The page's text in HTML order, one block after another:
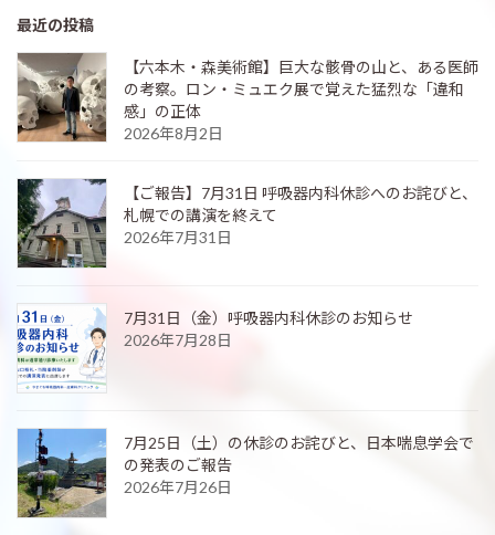
最近の投稿
【六本木・森美術館】巨大な骸骨の山と、ある医師
の考察。ロン・ミュエク展で覚えた猛烈な「違和
感」の正体
2026年8月2日
【ご報告】7月31日 呼吸器内科休診へのお詫びと、
札幌での講演を終えて
2026年7月31日
7月31日（金）呼吸器内科休診のお知らせ
2026年7月28日
7月25日（土）の休診のお詫びと、日本喘息学会で
の発表のご報告
2026年7月26日